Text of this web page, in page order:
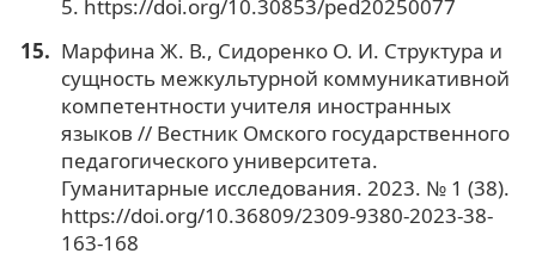
5. https://doi.org/10.30853/ped20250077
Марфина Ж. В., Сидоренко О. И. Структура и
сущность межкультурной коммуникативной
компетентности учителя иностранных
языков // Вестник Омского государственного
педагогического университета.
Гуманитарные исследования. 2023. № 1 (38).
https://doi.org/10.36809/2309-9380-2023-38-
163-168